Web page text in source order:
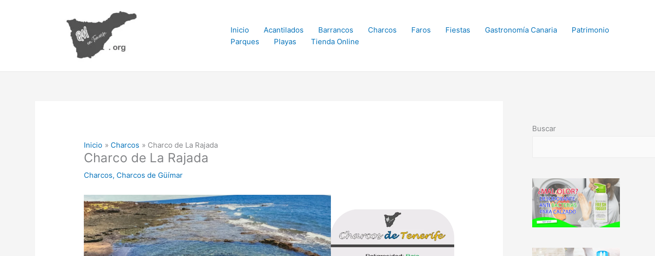
Inicio Acantilados Barrancos Charcos Faros Fiestas Gastronomía Canaria
Patrimonio
Parques
Playas Tienda Online
Inicio Charcos Charco de La Rajada
Charco de La Rajada
Charcos, Charcos de Güímar
Buscar